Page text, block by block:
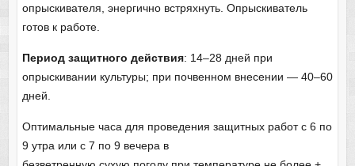
опрыскивателя, энергично встряхнуть. Опрыскиватель
готов к работе.
Период защитного действия: 14–28 дней при
опрыскивании культуры; при почвенном внесении — 40–60
дней.
Оптимальные часа для проведения защитных работ с 6 по
9 утра или с 7 по 9 вечера в